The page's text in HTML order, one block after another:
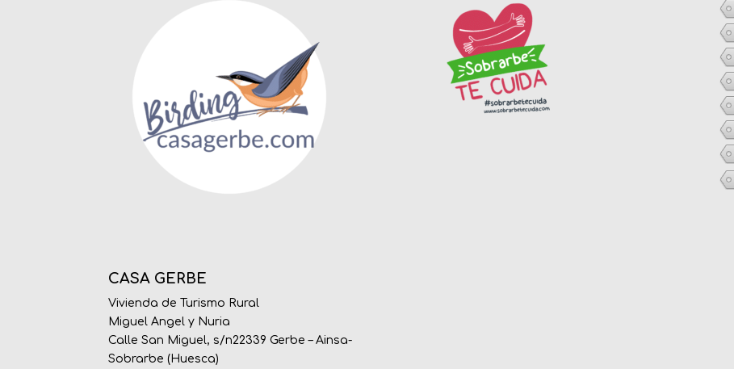
CASA GERBE
Vivienda de Turismo Rural
Miguel Angel y Nuria
Calle San Miguel, s/n22339 Gerbe – Ainsa-
Sobrarbe (Huesca)